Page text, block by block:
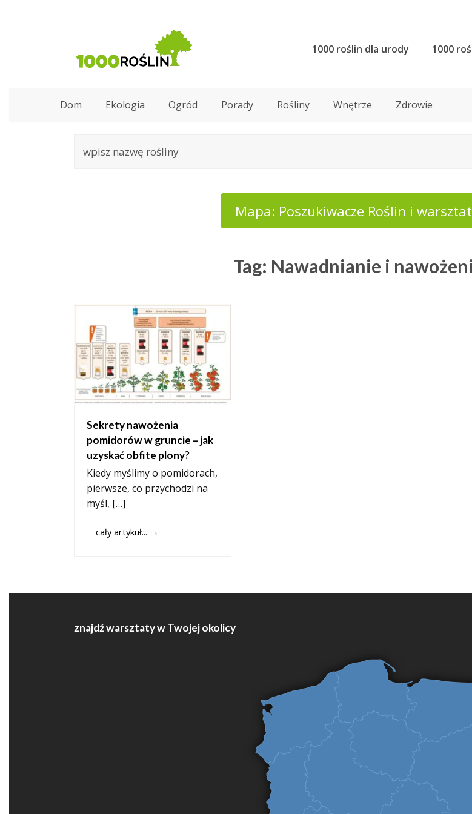
1000 roślin dla urody 1000
Dom Ekologia Ogród Porady Rośliny Wnętrze Zdrowie
Mapa: Poszukiwacze Roślin i
Tag: Nawadnianie i
Sekrety nawożenia
pomidorów w gruncie – jak
uzyskać obfite plony?
Kiedy myślimy o pomidorach,
pierwsze, co przychodzi na
myśl, […]
cały artykuł... →
znajdź warsztaty w Twojej okolicy